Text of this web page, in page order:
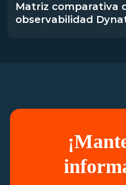
Matriz comparativa
observabilidad